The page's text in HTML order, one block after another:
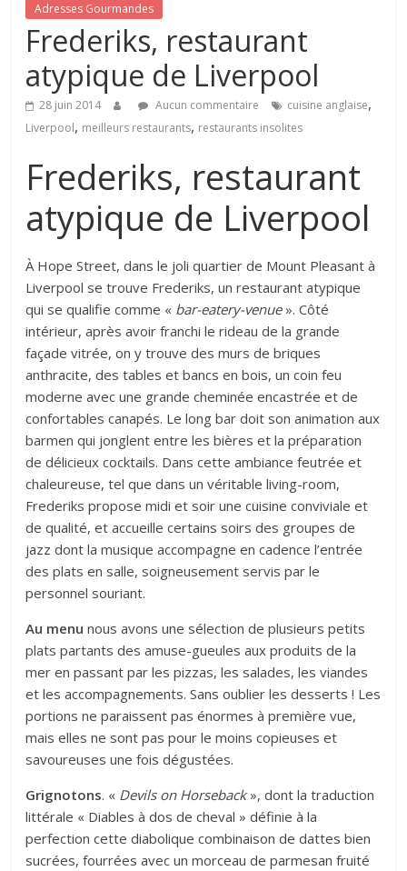
Adresses Gourmandes
Frederiks, restaurant
atypique de Liverpool
28 juin 2014 Aucun commentaire cuisine anglaise,
Liverpool, meilleurs restaurants, restaurants insolites
Frederiks, restaurant
atypique de Liverpool
À Hope Street, dans le joli quartier de Mount Pleasant à
Liverpool se trouve Frederiks, un restaurant atypique
qui se qualifie comme « bar-eatery-venue». Côté
intérieur, après avoir franchi le rideau de la grande
façade vitrée, on y trouve des murs de briques
anthracite, des tables et bancs en bois, un coin feu
moderne avec une grande cheminée encastrée et de
confortables canapés. Le long bar doit son animation aux
barmen qui jonglent entre les bières et la préparation
de délicieux cocktails. Dans cette ambiance feutrée et
chaleureuse, tel que dans un véritable living-room,
Frederiks propose midi et soir une cuisine conviviale et
de qualité, et accueille certains soirs des groupes de
jazz dont la musique accompagne en cadence l’entrée
des plats en salle, soigneusement servis par le
personnel souriant.
Au menu nous avons une sélection de plusieurs petits
plats partants des amuse-gueules aux produits de la
mer en passant par les pizzas, les salades, les viandes
et les accompagnements. Sans oublier les desserts ! Les
portions ne paraissent pas énormes à première vue,
mais elles ne sont pas pour le moins copieuses et
savoureuses une fois dégustées.
Grignotons. « Devils on Horseback», dont la traduction
littérale « Diables à dos de cheval » définie à la
perfection cette diabolique combinaison de dattes bien
sucrées, fourrées avec un morceau de parmesan fruité